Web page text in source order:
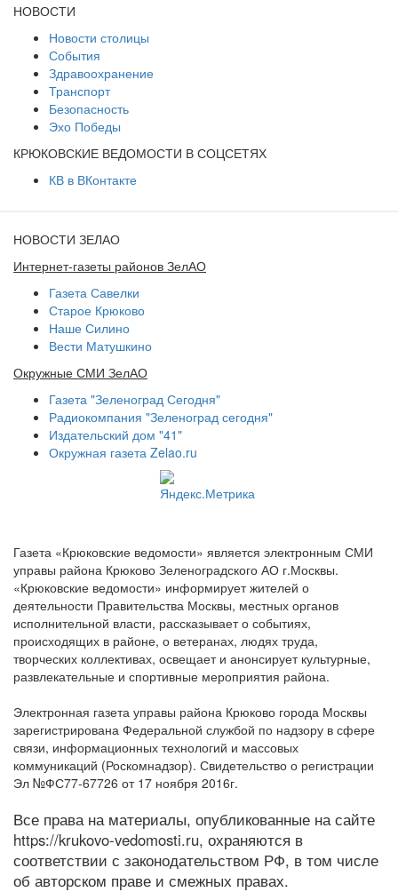
НОВОСТИ
Новости столицы
События
Здравоохранение
Транспорт
Безопасность
Эхо Победы
КРЮКОВСКИЕ ВЕДОМОСТИ В СОЦСЕТЯХ
КВ в ВКонтакте
НОВОСТИ ЗЕЛАО
Интернет-газеты районов ЗелАО
Газета Савелки
Старое Крюково
Наше Силино
Вести Матушкино
Окружные СМИ ЗелАО
Газета "Зеленоград Сегодня"
Радиокомпания "Зеленоград сегодня"
Издательский дом "41"
Окружная газета Zelao.ru
Газета «Крюковские ведомости» является электронным СМИ
управы района Крюково Зеленоградского АО г.Москвы.
«Крюковские ведомости» информирует жителей о
деятельности Правительства Москвы, местных органов
исполнительной власти, рассказывает о событиях,
происходящих в районе, о ветеранах, людях труда,
творческих коллективах, освещает и анонсирует культурные,
развлекательные и спортивные мероприятия района.
Электронная газета управы района Крюково города Москвы
зарегистрирована Федеральной службой по надзору в сфере
связи, информационных технологий и массовых
коммуникаций (Роскомнадзор). Свидетельство о регистрации
Эл №ФС77-67726 от 17 ноября 2016г.
Все права на материалы, опубликованные на сайте
https://krukovo-vedomosti.ru, охраняются в
соответствии с законодательством РФ, в том числе
об авторском праве и смежных правах.